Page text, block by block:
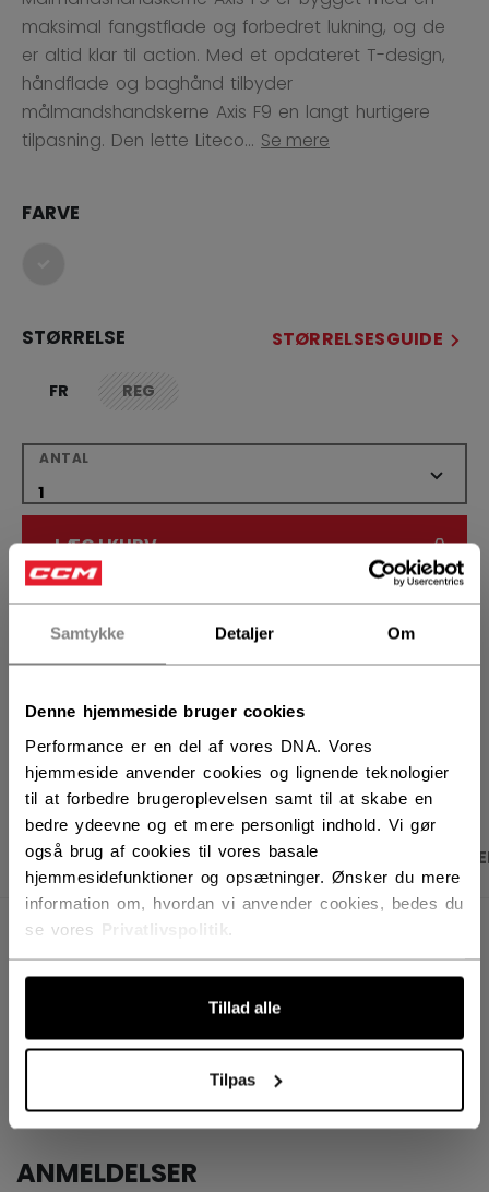
Samtykke Detaljer Om
Denne hjemmeside bruger cookies
Performance er en del af vores DNA. Vores
hjemmeside anvender cookies og lignende teknologier
til at forbedre brugeroplevelsen samt til at skabe en
bedre ydeevne og et mere personligt indhold. Vi gør
også brug af cookies til vores basale
hjemmesidefunktioner og opsætninger. Ønsker du mere
information om, hvordan vi anvender cookies, bedes du
se vores
Tillad alle
Tilpas
maksimal fangstflade og forbedret lukning, og de
er altid klar til action. Med et opdateret T-design,
håndflade og baghånd tilbyder
målmandshandskerne Axis F9 en langt hurtigere
tilpasning. Den lette Liteco... Se mere
FARVE
STØRRELSE STØRRELSESGUIDE
FR REGnot.available
ANTAL
LÆG I KURV
FIND I BUTIK
Leveringsvilkår Gratis retur
ÅBN SOCIALE
PRODUKTBILLEDER SPECIFIKATIONER
SPECIFIKATIONER
AGE GROUP
Axis
ANMELDELSER